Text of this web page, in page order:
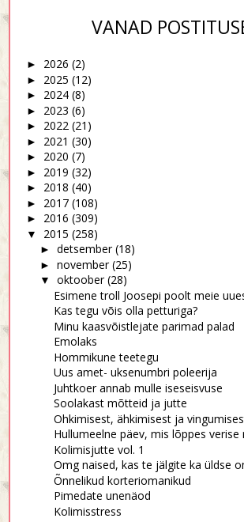
VANAD
► 2026 (2)
► 2025 (12)
► 2024 (8)
► 2023 (6)
► 2022 (21)
► 2021 (30)
► 2020 (7)
► 2019 (32)
► 2018 (40)
► 2017 (108)
► 2016 (309)
▼ 2015 (258)
► detsember (18)
► november (25)
▼ oktoober (28)
Esimene troll Joosepi poolt meie
Kas tegu võis olla petturiga?
Minu kaasvõistlejate parimad palad
Emolaks
Hommikune teetegu
Uus amet- uksenumbri poleerija
Juhtkoer annab mulle iseseisvuse
Soolakast mõtteid ja jutte
Ohkimisest, ähkimisest ja
Hullumeelne päev, mis lõppes verise
Kolimisjutte vol. 1
Omg naised, kas te jälgite ka üldse
Õnnelikud korteriomanikud
Pimedate unenäod
Kolimisstress